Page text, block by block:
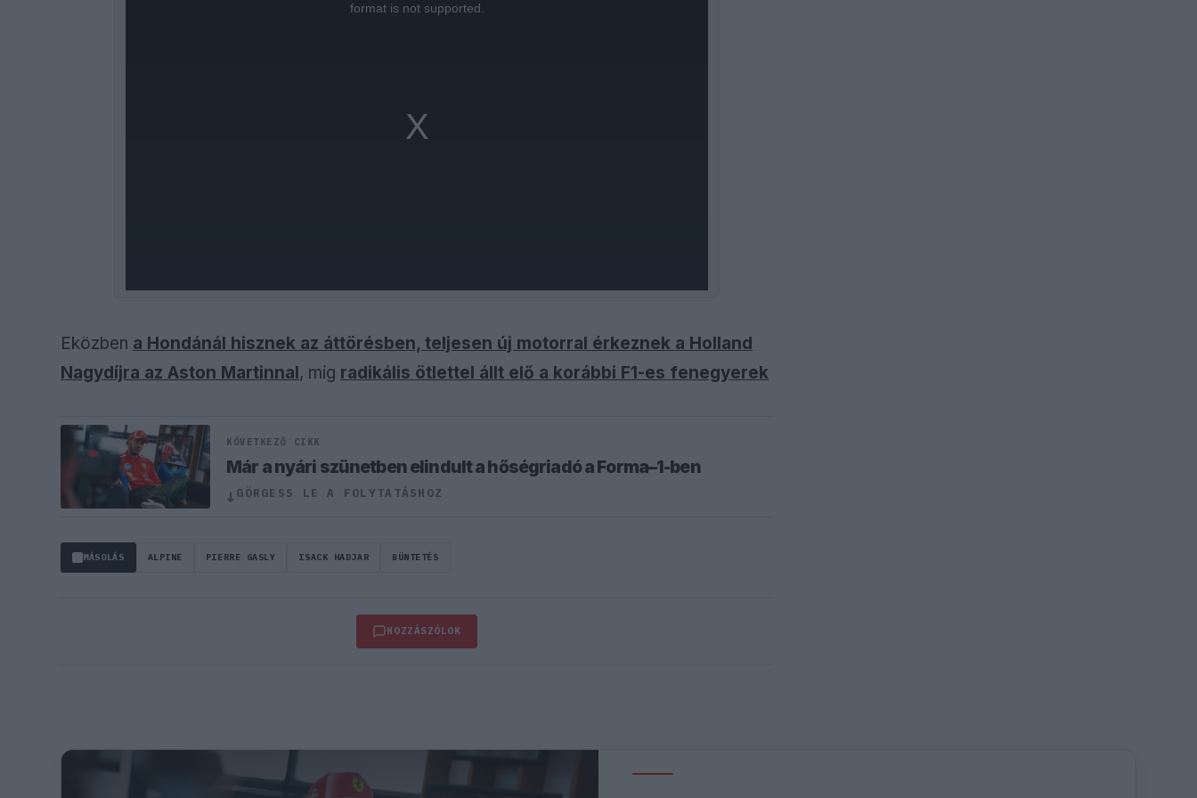
format is not supported.
Eközben a Hondánál hisznek az áttörésben, teljesen új motorral érkeznek a Holland
Nagydíjra az Aston Martinnal, míg radikális ötlettel állt elő a korábbi F1-es fenegyerek
KÖVETKEZŐ CIKK
Már a nyári szünetben elindult a hőségriadó a Forma–1-ben
↓ GÖRGESS LE A FOLYTATÁSHOZ
MÁSOLÁS ALPINE PIERRE GASLY ISACK HADJAR BÜNTETÉS
HOZZÁSZÓLOK